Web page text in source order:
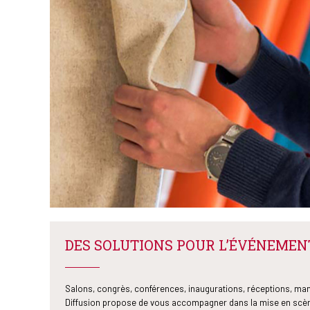
DES SOLUTIONS POUR
Salons, congrès, conférences, inaugurations, réceptions,
Diffusion propose de vous accompagner dans la mise en